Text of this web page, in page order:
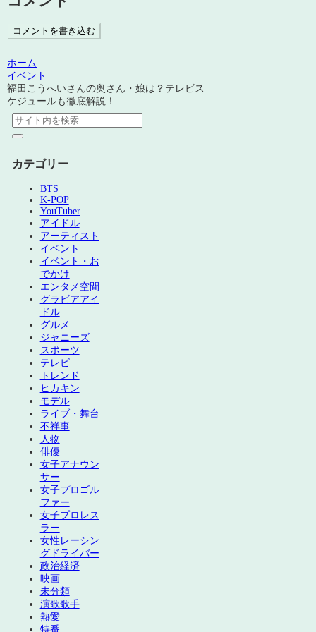
コメントを書き込む
ホーム
イベント
福田こうへいさんの奥さん・娘は？テレビス
ケジュールも徹底解説！
カテゴリー
BTS
K-POP
YouTuber
アイドル
アーティスト
イベント
イベント・お
でかけ
エンタメ空間
グラビアアイ
ドル
グルメ
ジャニーズ
スポーツ
テレビ
トレンド
ヒカキン
モデル
ライブ・舞台
不祥事
人物
俳優
女子アナウン
サー
女子プロゴル
ファー
女子プロレス
ラー
女性レーシン
グドライバー
政治経済
映画
未分類
演歌歌手
熱愛
特番